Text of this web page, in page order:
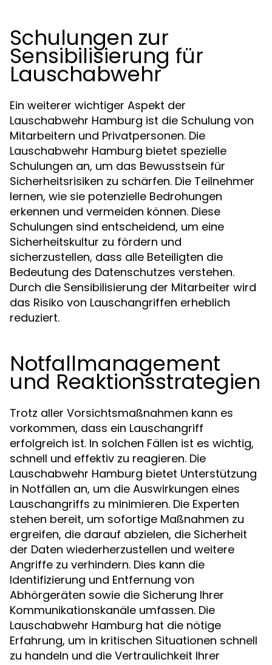
Schulungen zur
Sensibilisierung für
Lauschabwehr
Ein weiterer wichtiger Aspekt der
Lauschabwehr Hamburg ist die Schulung von
Mitarbeitern und Privatpersonen. Die
Lauschabwehr Hamburg bietet spezielle
Schulungen an, um das Bewusstsein für
Sicherheitsrisiken zu schärfen. Die Teilnehmer
lernen, wie sie potenzielle Bedrohungen
erkennen und vermeiden können. Diese
Schulungen sind entscheidend, um eine
Sicherheitskultur zu fördern und
sicherzustellen, dass alle Beteiligten die
Bedeutung des Datenschutzes verstehen.
Durch die Sensibilisierung der Mitarbeiter wird
das Risiko von Lauschangriffen erheblich
reduziert.
Notfallmanagement
und Reaktionsstrategien
Trotz aller Vorsichtsmaßnahmen kann es
vorkommen, dass ein Lauschangriff
erfolgreich ist. In solchen Fällen ist es wichtig,
schnell und effektiv zu reagieren. Die
Lauschabwehr Hamburg bietet Unterstützung
in Notfällen an, um die Auswirkungen eines
Lauschangriffs zu minimieren. Die Experten
stehen bereit, um sofortige Maßnahmen zu
ergreifen, die darauf abzielen, die Sicherheit
der Daten wiederherzustellen und weitere
Angriffe zu verhindern. Dies kann die
Identifizierung und Entfernung von
Abhörgeräten sowie die Sicherung Ihrer
Kommunikationskanäle umfassen. Die
Lauschabwehr Hamburg hat die nötige
Erfahrung, um in kritischen Situationen schnell
zu handeln und die Vertraulichkeit Ihrer